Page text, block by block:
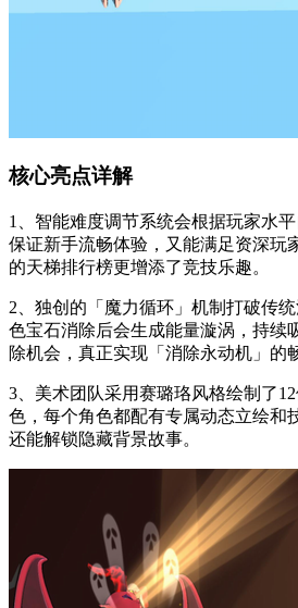
核心亮点详解
1、智能难度调节系统会根据玩家水
保证新手流畅体验，又能满足资深玩
的天梯排行榜更增添了竞技乐趣。
2、独创的「魔力循环」机制打破传
色宝石消除后会生成能量漩涡，持续
除机会，真正实现「消除永动机」的
3、美术团队采用赛璐珞风格绘制了
色，每个角色都配有专属动态立绘和
还能解锁隐藏背景故事。